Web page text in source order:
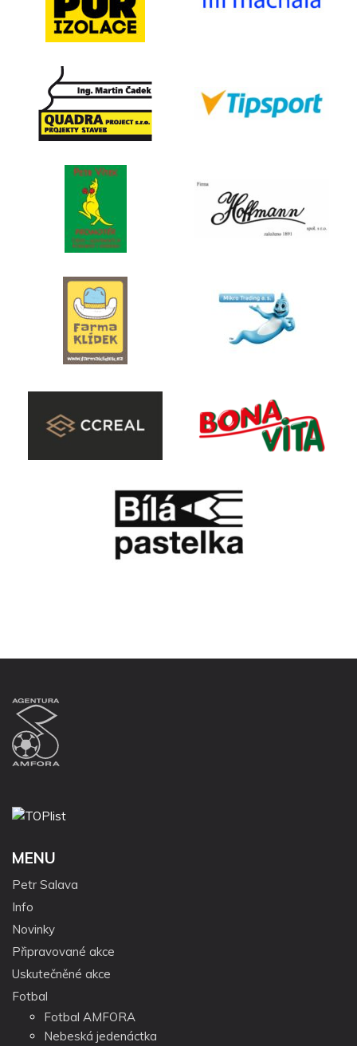
MENU
Petr Salava
Info
Novinky
Připravované akce
Uskutečněné akce
Fotbal
Fotbal AMFORA
Nebeská jedenáctka